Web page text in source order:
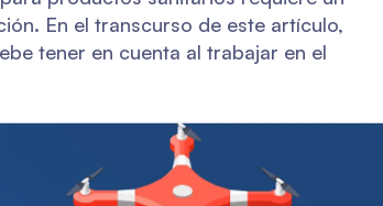
En el transcurso de este artículo,
tener en cuenta al trabajar en el